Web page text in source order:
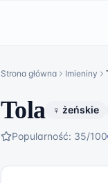
Strona główna Imieniny
Tola ♀ żeńskie
Popularność: 35/100